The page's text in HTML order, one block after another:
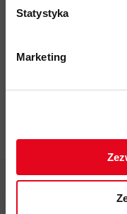
Statystyka
Marketing
certyfikaty
Więcej o produkcie
zgodnie